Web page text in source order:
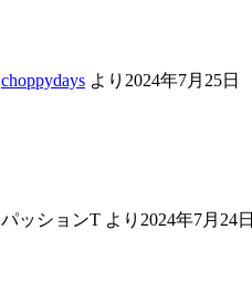
choppydays より 2024年7月25日
パッションT より 2024年7月24日